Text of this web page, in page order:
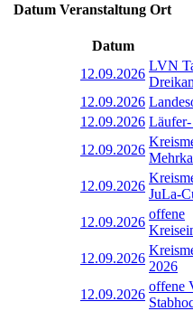
Datum Veranstaltung Ort
Datum
12.09.2026
LVN
12.09.2026
12.09.2026
12.09.2026
12.09.2026
JuLa-
12.09.2026
offene
12.09.2026
2026
12.09.2026
offene